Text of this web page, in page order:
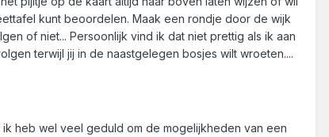
kunt beoordelen. Maak een rondje door de wijk
of niet... Persoonlijk vind ik dat niet prettig als ik aan
terwijl jij in de naastgelegen bosjes wilt wroeten....
heb wel veel geduld om de mogelijkheden van een